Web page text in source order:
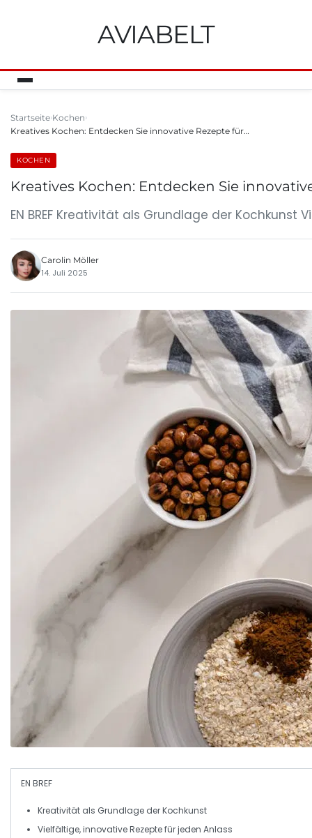
AVIABELT
Startseite Kochen
Kreatives Kochen: Entdecken Sie innovative Rezepte für…
KOCHEN
Kreatives Kochen: Entdecken Sie
EN BREF Kreativität als Grundlage der
Carolin Möller
14. Juli 2025
EN BREF
Kreativität als Grundlage derKochkunst
Vielfältige,innovative Rezeptefür jeden Anlass